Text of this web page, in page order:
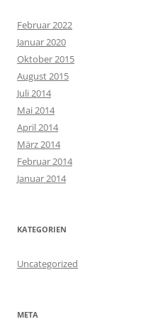
Februar 2022
Januar 2020
Oktober 2015
August 2015
Juli 2014
Mai 2014
April 2014
März 2014
Februar 2014
Januar 2014
KATEGORIEN
Uncategorized
META